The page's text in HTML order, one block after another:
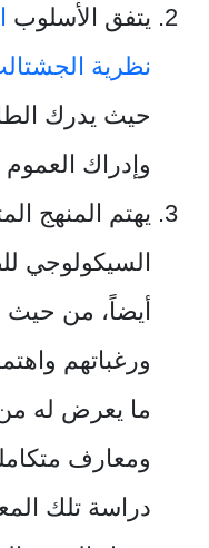
يتفق الأسلوب
نظرية
حيث يدرك
وإدراك
يهتم المنهج
السيكولوجي
أيضاً، من حيث
ورغباتهم
ما يعرض له
ومعارف
دراسة تلك